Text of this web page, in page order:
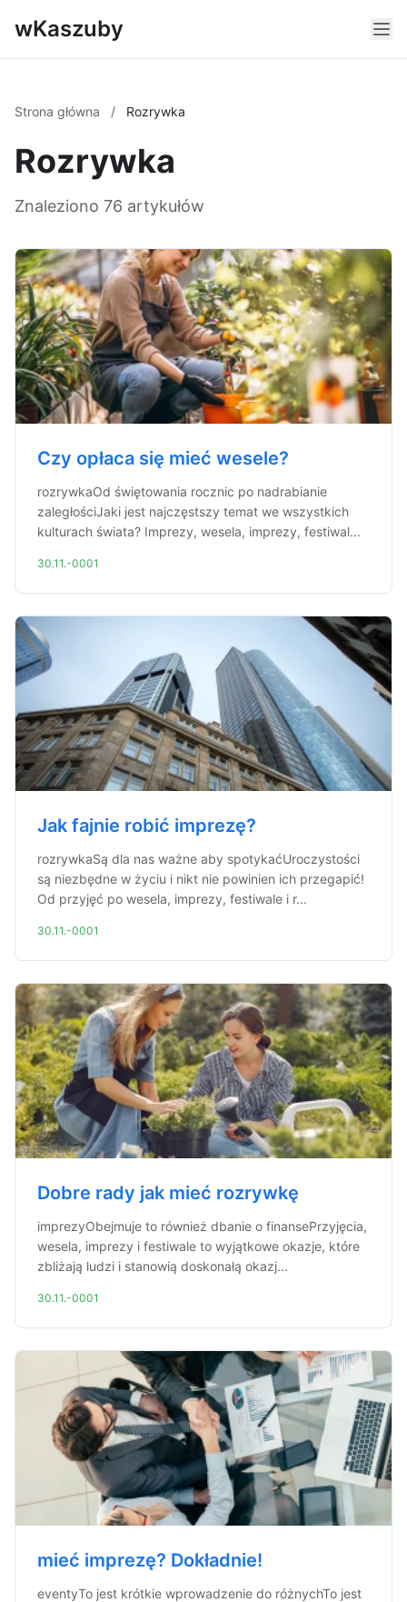
wKaszuby
Strona główna / Rozrywka
Rozrywka
Znaleziono 76 artykułów
Czy opłaca się mieć wesele?
rozrywkaOd świętowania rocznic po nadrabianie
zaległościJaki jest najczęstszy temat we wszystkich
kulturach świata? Imprezy, wesela, imprezy, festiwal...
30.11.-0001
Jak fajnie robić imprezę?
rozrywkaSą dla nas ważne aby spotykaćUroczystości
są niezbędne w życiu i nikt nie powinien ich przegapić!
Od przyjęć po wesela, imprezy, festiwale i r...
30.11.-0001
Dobre rady jak mieć rozrywkę
imprezyObejmuje to również dbanie o finansePrzyjęcia,
wesela, imprezy i festiwale to wyjątkowe okazje, które
zbliżają ludzi i stanowią doskonałą okazj...
30.11.-0001
mieć imprezę? Dokładnie!
eventyTo jest krótkie wprowadzenie do różnychTo jest